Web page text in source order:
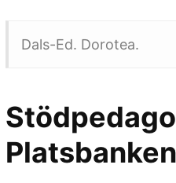
Dals-Ed. Dorotea.
Platsbanken